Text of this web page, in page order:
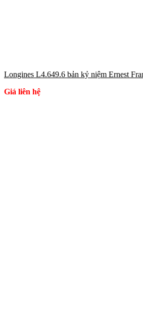
Longines L4.649.6 bản kỷ niệm Ernest
Giá liên hệ